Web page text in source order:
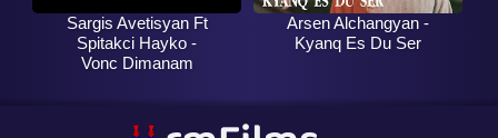
Sargis Avetisyan Ft
Spitakci Hayko -
Vonc Dimanam
Arsen Alchangyan -
Kyanq Es Du Ser